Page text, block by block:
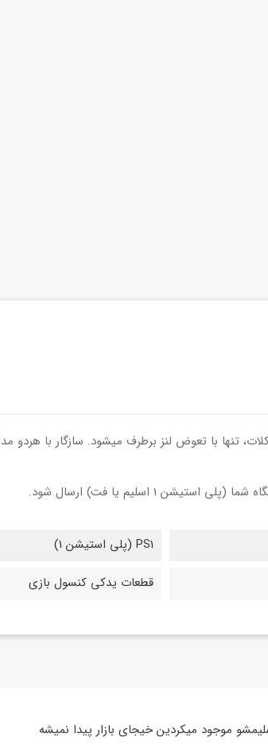
اسلیم یا فت) ارسال شود.
PS1 (پلی استیشن 1)
قطعات یدکی کنسول بازی
موجود میکردین خیجای بازار پیدا نمیشه